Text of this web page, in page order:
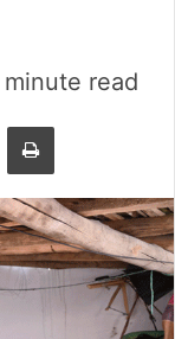
read
via Email Print